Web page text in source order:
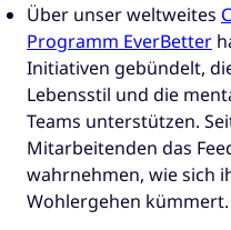
Über unser weltweites
Programm EverBetter
Initiativen gebündelt,
Lebensstil und die
Teams unterstützen.
Mitarbeitenden das
wahrnehmen, wie sich
Wohlergehen kümmert.